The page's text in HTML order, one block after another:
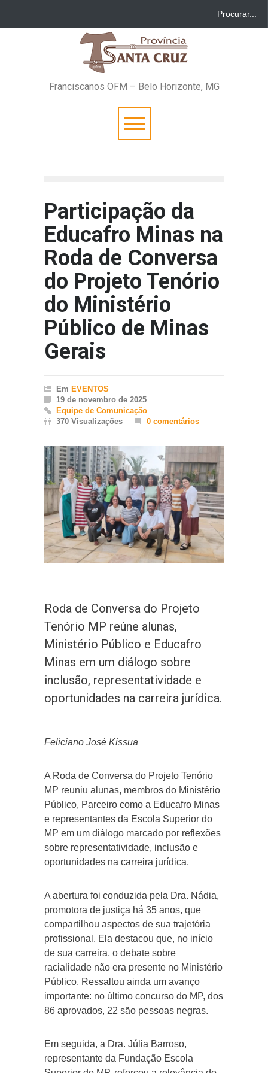
Franciscanos OFM – Belo Horizonte, MG
Participação da
Educafro Minas na
Roda de Conversa
do Projeto Tenório
do Ministério
Público de Minas
Gerais
Em EVENTOS
19 de novembro de 2025
Equipe de Comunicação
370 Visualizações
0 comentários
Roda de Conversa do Projeto
Tenório MP reúne alunas,
Ministério Público e Educafro
Minas em um diálogo sobre
inclusão, representatividade e
oportunidades na carreira jurídica.
Feliciano José Kissua
A Roda de Conversa do Projeto Tenório
MP reuniu alunas, membros do Ministério
Público, Parceiro como a Educafro Minas
e representantes da Escola Superior do
MP em um diálogo marcado por reflexões
sobre representatividade, inclusão e
oportunidades na carreira jurídica.
A abertura foi conduzida pela Dra. Nádia,
promotora de justiça há 35 anos, que
compartilhou aspectos de sua trajetória
profissional. Ela destacou que, no início
de sua carreira, o debate sobre
racialidade não era presente no Ministério
Público. Ressaltou ainda um avanço
importante: no último concurso do MP, dos
86 aprovados, 22 são pessoas negras.
Em seguida, a Dra. Júlia Barroso,
representante da Fundação Escola